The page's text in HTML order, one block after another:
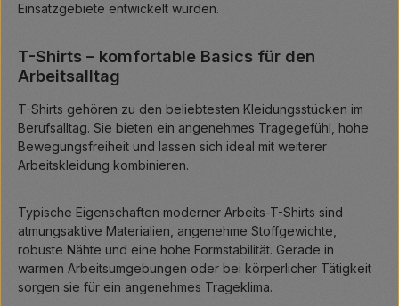
Einsatzgebiete entwickelt wurden.
T-Shirts – komfortable Basics für den
Arbeitsalltag
T-Shirts gehören zu den beliebtesten Kleidungsstücken im
Berufsalltag. Sie bieten ein angenehmes Tragegefühl, hohe
Bewegungsfreiheit und lassen sich ideal mit weiterer
Arbeitskleidung kombinieren.
Typische Eigenschaften moderner Arbeits-T-Shirts sind
atmungsaktive Materialien, angenehme Stoffgewichte,
robuste Nähte und eine hohe Formstabilität. Gerade in
warmen Arbeitsumgebungen oder bei körperlicher Tätigkeit
sorgen sie für ein angenehmes Trageklima.